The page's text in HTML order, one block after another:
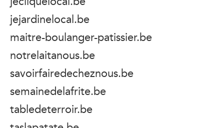
jejardinelocal.be
maitre-boulanger-patissier.be
notrelaitanous.be
savoirfairedecheznous.be
semainedelafrite.be
tabledeterroir.be